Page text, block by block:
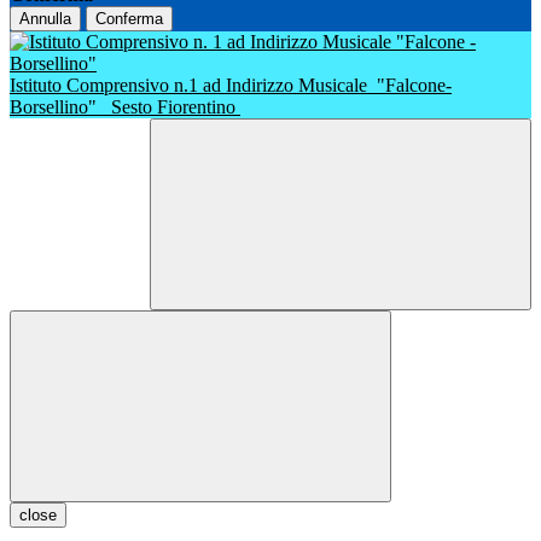
Annulla Conferma
Istituto Comprensivo n.1 ad Indirizzo Musicale "Falcone-
Borsellino"
Sesto Fiorentino
close